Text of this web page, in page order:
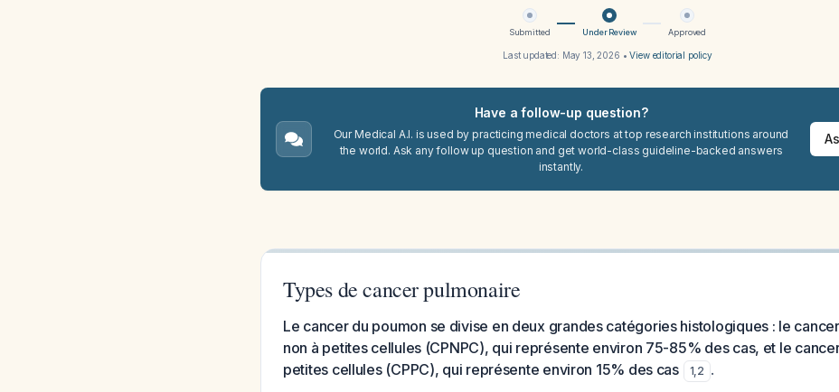
Submitted Under Review Approved
Last updated: May 13, 2026 •View editorial policy
Have a follow-up question?
Our Medical A.I. is used by practicing medical doctors at top research institutions around
the world. Ask any follow up question and get world-class guideline-backed answers
instantly.
Types de cancer pulmonaire
Le cancer du poumon se divise en deux grandes catégories histologiques : le
non à petites cellules (CPNPC), qui représente environ 75-85% des cas, et le
petites cellules (CPPC), qui représente environ 15% des cas
1,2 .